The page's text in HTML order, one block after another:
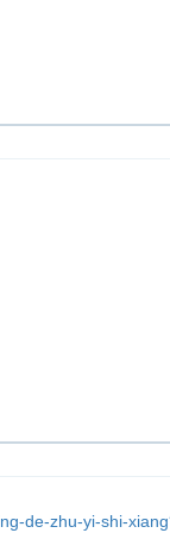
de-zhu-yi-shi-